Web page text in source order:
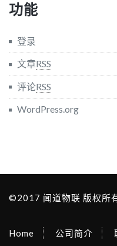
功能
登录
文章RSS
评论RSS
WordPress.org
©2017 闻道物联 版权所
Home 公司简介